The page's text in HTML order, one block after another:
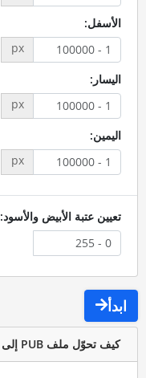
الأسفل:
px
اليسار:
px
اليمين:
px
تعيين عتبة الأبيض والأسود:
ابدأ
كيف تحوّل ملف PUB إلى ملف GIF؟